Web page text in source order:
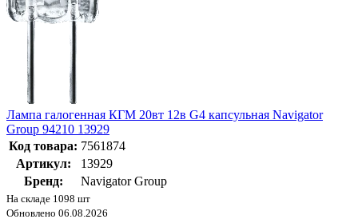
Лампа галогенная КГМ 20вт 12в G4 капсульная Navigator
Group 94210 13929
Код товара: 7561874
Артикул:
13929
Бренд:
Navigator Group
На складе 1098 шт
Обновлено 06.08.2026